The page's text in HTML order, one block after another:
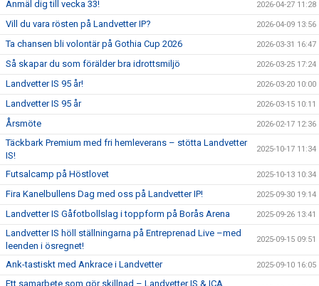
Anmäl dig till vecka 33! 2026-04-27 11:28
Vill du vara rösten på Landvetter IP? 2026-04-09 13:56
Ta chansen bli volontär på Gothia Cup 2026 2026-03-31 16:47
Så skapar du som förälder bra idrottsmiljö 2026-03-25 17:24
Landvetter IS 95 år! 2026-03-20 10:00
Landvetter IS 95 år 2026-03-15 10:11
Årsmöte 2026-02-17 12:36
Täckbark Premium med fri hemleverans – stötta Landvetter
IS!
2025-10-17 11:34
Futsalcamp på Höstlovet 2025-10-13 10:34
Fira Kanelbullens Dag med oss på Landvetter IP! 2025-09-30 19:14
Landvetter IS Gåfotbollslag i toppform på Borås Arena 2025-09-26 13:41
Landvetter IS höll ställningarna på Entreprenad Live –med
leenden i ösregnet!
2025-09-15 09:51
Ank-tastiskt med Ankrace i Landvetter 2025-09-10 16:05
Ett samarbete som gör skillnad – Landvetter IS & ICA